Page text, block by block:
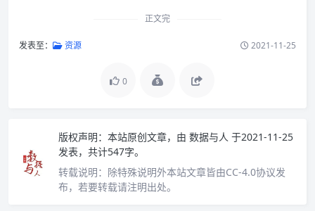
正文完
发表至： 资源 2021-11-25
0
版权声明： 本站原创文章，由 数据与人 于2021-11-25
发表，共计547字。
转载说明： 除特殊说明外本站文章皆由CC-4.0协议发
布，若要转载请注明出处。